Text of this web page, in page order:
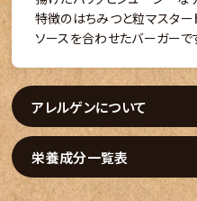
特徴のはちみつと粒マスタ
ソースを合わせたバーガーで
アレルゲンについて
栄養成分一覧表